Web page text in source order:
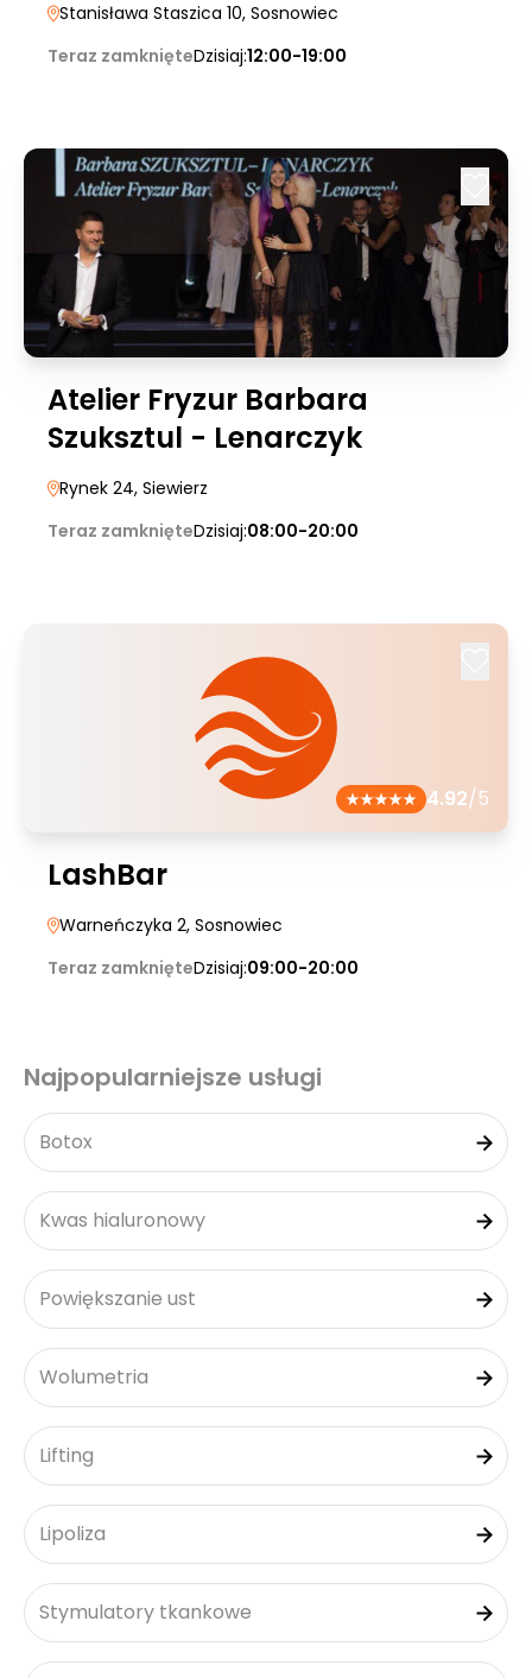
Stanisława Staszica 10, Sosnowiec
Teraz zamknięteDzisiaj:12:00-19:00
Atelier Fryzur Barbara
Szuksztul - Lenarczyk
Rynek 24, Siewierz
Teraz zamknięteDzisiaj:08:00-20:00
4.92/5
LashBar
Warneńczyka 2, Sosnowiec
Teraz zamknięteDzisiaj:09:00-20:00
Najpopularniejsze usługi
Botox
Kwas hialuronowy
Powiększanie ust
Wolumetria
Lifting
Lipoliza
Stymulatory tkankowe